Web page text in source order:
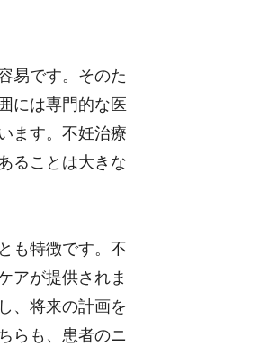
易です。そのた
には専門的な医
ます。不妊治療
ることは大きな
も特徴です。不
アが提供されま
、将来の計画を
らも、患者のニ